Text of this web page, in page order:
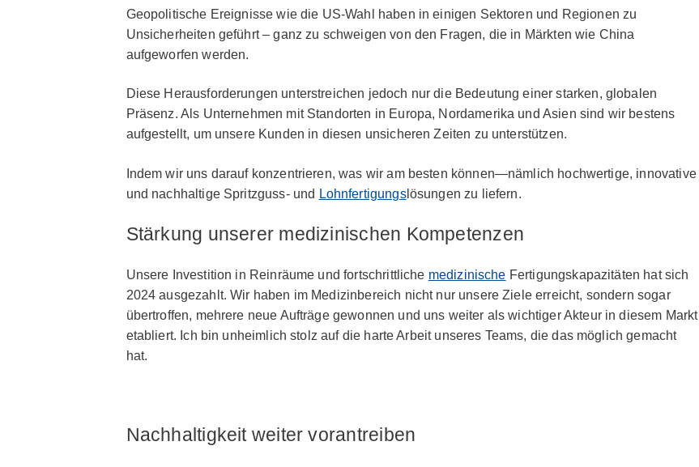
Geopolitische Ereignisse wie die US-Wahl haben in einigen Sektoren und Regionen zu
Unsicherheiten geführt – ganz zu schweigen von den Fragen, die in Märkten wie China
aufgeworfen werden.
Diese Herausforderungen unterstreichen jedoch nur die Bedeutung einer starken, globalen
Präsenz. Als Unternehmen mit Standorten in Europa, Nordamerika und Asien sind wir bestens
aufgestellt, um unsere Kunden in diesen unsicheren Zeiten zu unterstützen.
Indem wir uns darauf konzentrieren, was wir am besten können—nämlich hochwertige, innovative
und nachhaltige Spritzguss- und Lohnfertigungslösungen zu liefern.
Stärkung unserer medizinischen Kompetenzen
Unsere Investition in Reinräume und fortschrittliche medizinische Fertigungskapazitäten hat sich
2024 ausgezahlt. Wir haben im Medizinbereich nicht nur unsere Ziele erreicht, sondern sogar
übertroffen, mehrere neue Aufträge gewonnen und uns weiter als wichtiger Akteur in diesem Markt
etabliert. Ich bin unheimlich stolz auf die harte Arbeit unseres Teams, die das möglich gemacht
hat.
Nachhaltigkeit weiter vorantreiben